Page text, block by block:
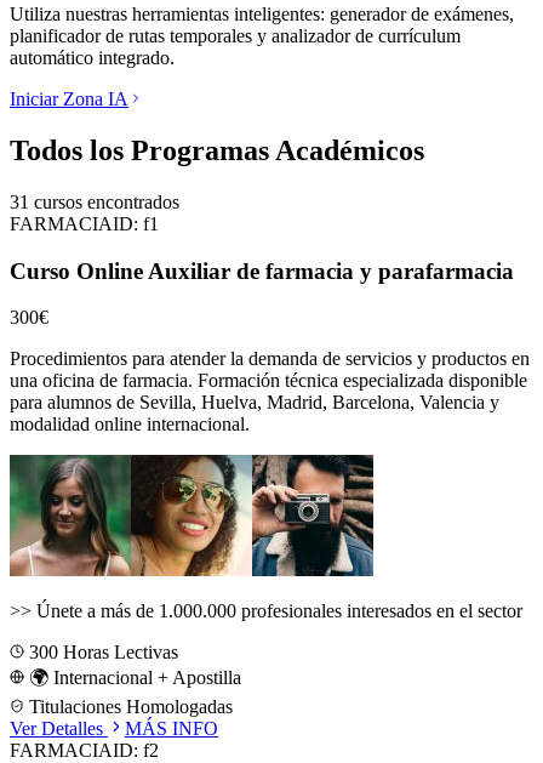
Utiliza nuestras herramientas inteligentes: generador de exámenes,
planificador de rutas temporales y analizador de currículum
automático integrado.
Iniciar Zona IA
Todos los Programas Académicos
31 cursos encontrados
FARMACIAID: f1
Curso Online Auxiliar de farmacia y parafarmacia
300€
Procedimientos para atender la demanda de servicios y productos en
una oficina de farmacia. Formación técnica especializada disponible
para alumnos de Sevilla, Huelva, Madrid, Barcelona, Valencia y
modalidad online internacional.
>> Únete a más de 1.000.000 profesionales interesados en el sector
300 Horas Lectivas
🌍 Internacional + Apostilla
Titulaciones Homologadas
Ver Detalles
MÁS INFO
FARMACIAID: f2